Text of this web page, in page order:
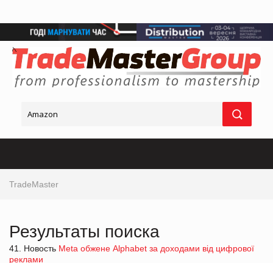
TradeMaster
Результаты поиска
41. Новость Meta обжене Alphabet за доходами від цифрової
реклами